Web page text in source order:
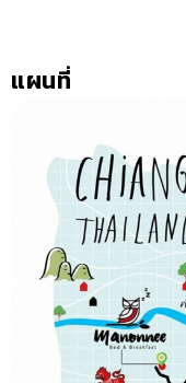
แผนที่